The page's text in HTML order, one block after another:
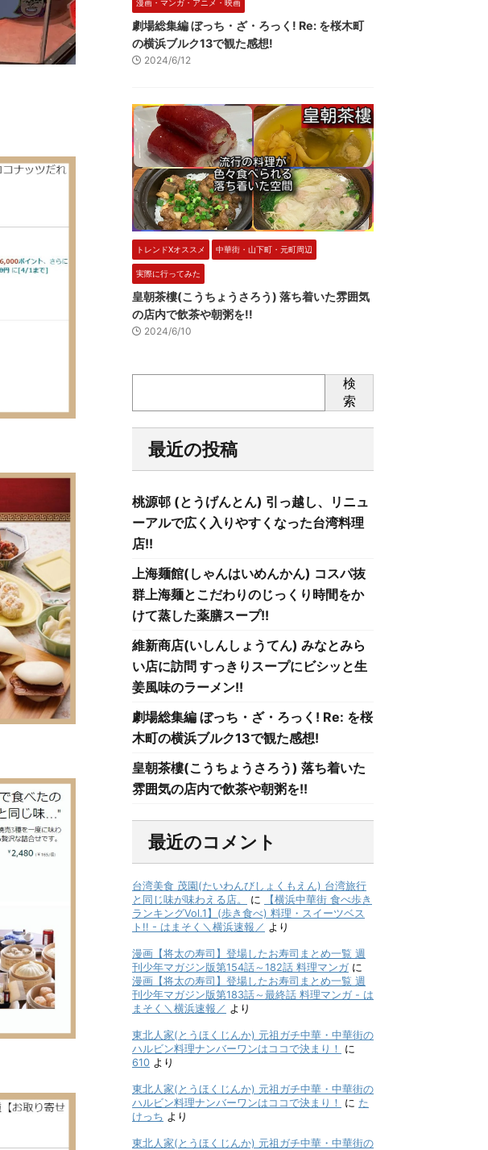
漫画・マンガ・アニメ・映画
劇場総集編 ぼっち・ざ・ろっく! Re: を桜木町
の横浜ブルク13で観た感想!
2024/6/12
トレンドXオススメ 中華街・山下町・元町周辺
実際に行ってみた
皇朝茶樓(こうちょうさろう) 落ち着いた雰囲気
の店内で飲茶や朝粥を!!
2024/6/10
検
索
最近の投稿
桃源邨 (とうげんとん) 引っ越し、リニュ
ーアルで広く入りやすくなった台湾料理
店!!
上海麺館(しゃんはいめんかん) コスパ抜
群上海麺とこだわりのじっくり時間をか
けて蒸した薬膳スープ!!
維新商店(いしんしょうてん) みなとみら
い店に訪問 すっきりスープにビシッと生
姜風味のラーメン!!
劇場総集編 ぼっち・ざ・ろっく! Re: を桜
木町の横浜ブルク13で観た感想!
皇朝茶樓(こうちょうさろう) 落ち着いた
雰囲気の店内で飲茶や朝粥を!!
最近のコメント
台湾美食 茂園(たいわんびしょくもえん) 台湾旅行
と同じ味が味わえる店。
に
【横浜中華街 食べ歩き
ランキングVol.1】(歩き食べ) 料理・スイーツベス
ト!! - はまそく＼横浜速報／ より
漫画【将太の寿司】登場したお寿司まとめ一覧 週
刊少年マガジン版第154話～182話 料理マンガ に
漫画【将太の寿司】登場したお寿司まとめ一覧 週
刊少年マガジン版第183話～最終話 料理マンガ - は
まそく＼横浜速報／ より
東北人家(とうほくじんか) 元祖ガチ中華・中華街の
ハルビン料理ナンバーワンはココで決まり！
に
610 より
東北人家(とうほくじんか) 元祖ガチ中華・中華街の
ハルビン料理ナンバーワンはココで決まり！
に た
けっち より
東北人家(とうほくじんか) 元祖ガチ中華・中華街の